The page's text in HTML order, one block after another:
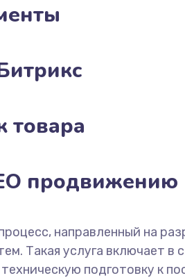
товара
продвижению
направленный на
Такая услуга включает в
подготовку к